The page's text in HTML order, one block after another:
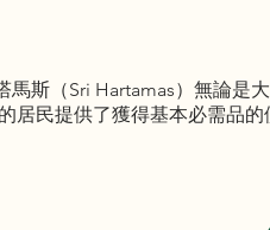
馬斯（Sri Hartamas）無論是
居民提供了獲得基本必需品的